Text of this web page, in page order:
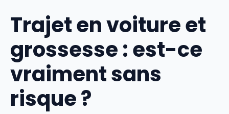
Trajet en voiture et
grossesse : est-ce
vraiment sans
risque ?